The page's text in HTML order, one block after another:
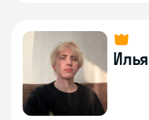
Илья